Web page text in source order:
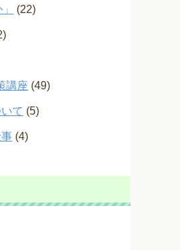
(22)
講座 (49)
て (5)
(4)